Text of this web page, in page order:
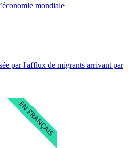
mondiale
par l'afflux de migrants arrivant par